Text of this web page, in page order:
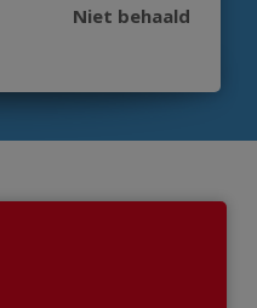
Niet behaald